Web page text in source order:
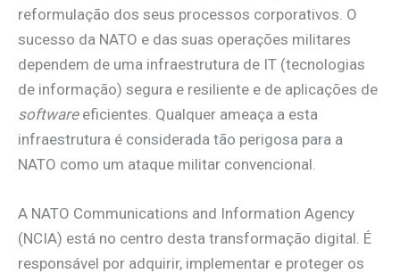
reformulação dos seus processos corporativos. O
sucesso da NATO e das suas operações militares
dependem de uma infraestrutura de IT (tecnologias
de informação) segura e resiliente e de aplicações de
software eficientes. Qualquer ameaça a esta
infraestrutura é considerada tão perigosa para a
NATO como um ataque militar convencional.
A NATO Communications and Information Agency
(NCIA) está no centro desta transformação digital. É
responsável por adquirir, implementar e proteger os